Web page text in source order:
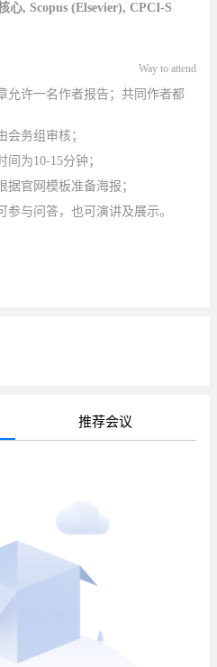
心, Scopus (Elsevier), CPCI-S
Way to attend
允许一名作者报告；共同作者都
务组审核；
为10-15分钟；
官网模板准备海报；
与问答，也可演讲及展示。
推荐会议